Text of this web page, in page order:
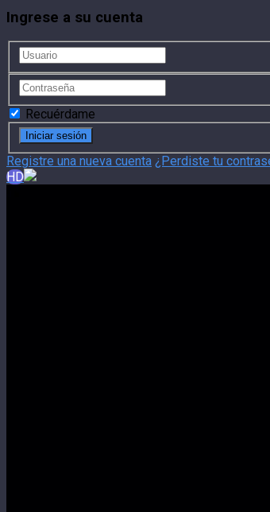
Ingrese a su cuenta
Recuérdame
Registre una nueva cuenta ¿Perdiste tu
HD